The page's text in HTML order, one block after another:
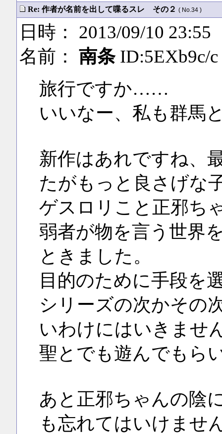
Re: 作者が名前を出して喋るスレ その２ ( No.34 )
日時： 2013/09/10 23:55
名前： 南条ID:5EXb9c/c
旅行ですか……
いいなー、私も群馬
新作はあれですね、
たがもっと良さげな
ゲスロリこと正邪ち
弱者が物を言う世界
ときました。
目的のために手段を
シリーズの次かその
いわけにはいきませ
聖とでも遊んでもら
あと正邪ちゃんの陰
も忘れてはいけませ